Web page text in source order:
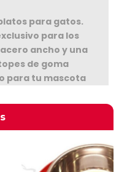
para gatos.
para los
ancho y una
de goma
para tu mascota